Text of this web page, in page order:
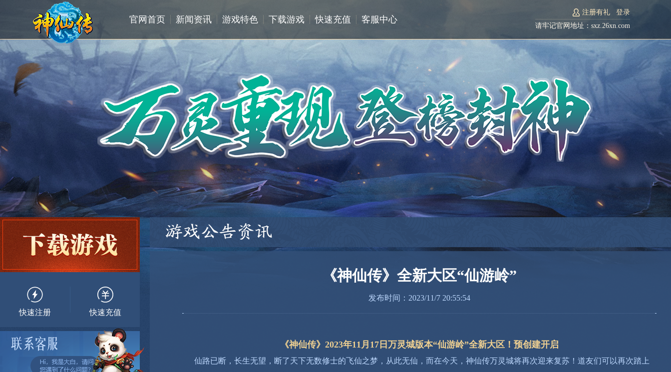
官网首页 新闻资讯 游戏特色 下载游戏 快速充值 客服中心
登录
注册有礼
请牢记官网地址：sxz.26xn.com
快速注册 快速充值
游戏公告资讯
《神仙传》全新大区“仙游岭”
发布时间：2023/11/7 20:55:54
《神仙传》2023年11月17日万灵城版本“仙游岭”全新大区！预创建开启
仙路已断，长生无望，断了天下无数修士的飞仙之梦，从此无仙，而在今天，神仙传万灵城将再次迎来复苏！道友们可以再次踏上